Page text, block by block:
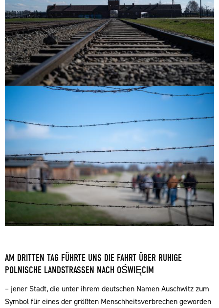
AM DRITTEN TAG FÜHRTE UNS DIE FAHRT ÜBER RUHIGE
POLNISCHE LANDSTRASSEN NACH OŚWIĘCIM
– jener Stadt, die unter ihrem deutschen Namen Auschwitz zum
Symbol für eines der größten Menschheitsverbrechen geworden